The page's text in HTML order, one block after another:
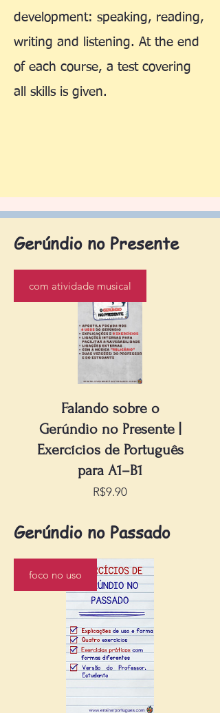
development: speaking, reading,
writing and listening. At the end
of each course, a test covering
all skills is given.
Gerúndio no Presente
com atividade musical
Falando sobre o
Gerúndio no Presente |
Exercícios de Português
para A1–B1
R$9.90Price
Gerúndio no Passado
foco no uso